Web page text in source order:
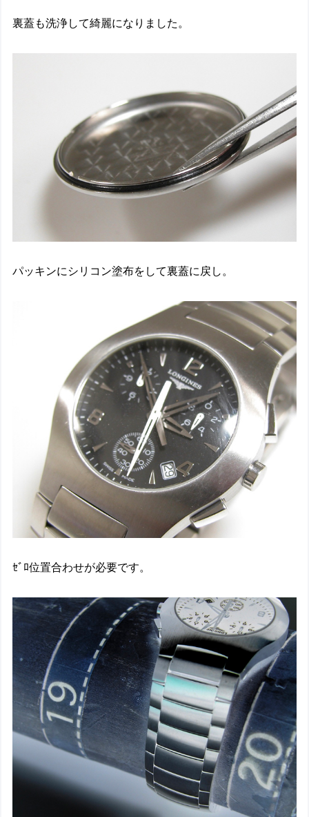
裏蓋も洗浄して綺麗になりました。
パッキンにシリコン塗布をして裏蓋に戻し。
ｾﾞﾛ位置合わせが必要です。